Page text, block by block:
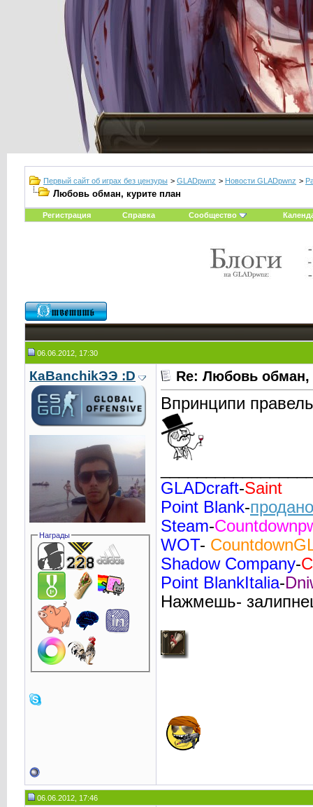
Первый сайт об играх без цензуры > GLADpwnz > Новости GLADpwnz >
Любовь обман, курите план
Регистрация Справка Сообщество
06.06.2012, 17:30
КаВаnchikЭЭ :D
Награды
Re: Любовь обман,
Впринципи
GLADcraft-Saint
Point Blank-
Steam-
WOT-
Shadow Company-
Point BlankItalia-
Нажмешь-
06.06.2012, 17:46